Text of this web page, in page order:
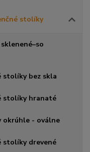
stolíky
stolíky bez skla
stolíky hranaté
okrúhle - oválne
stolíky drevené